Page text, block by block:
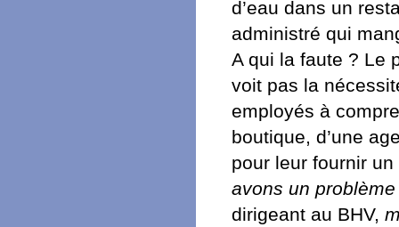
d’eau dans un
administré qui
A qui la faute ? Le
voit pas la
employés à
boutique, d’une
pour leur fournir
avons un
dirigeant au BHV,